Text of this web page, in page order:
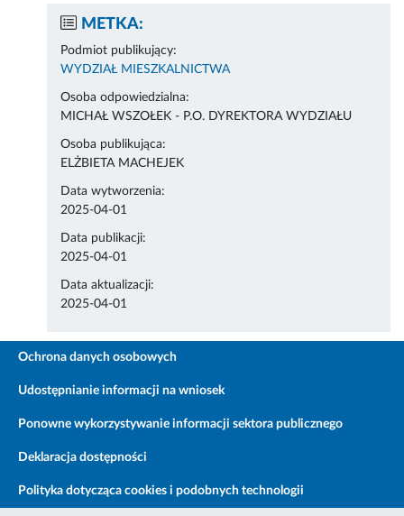
METKA:
Podmiot publikujący:
WYDZIAŁ MIESZKALNICTWA
Osoba odpowiedzialna:
MICHAŁ WSZOŁEK - P.O. DYREKTORA WYDZIAŁU
Osoba publikująca:
ELŻBIETA MACHEJEK
Data wytworzenia:
2025-04-01
Data publikacji:
2025-04-01
Data aktualizacji:
2025-04-01
Ochrona danych osobowych
Udostępnianie informacji na wniosek
Ponowne wykorzystywanie informacji sektora publicznego
Deklaracja dostępności
Polityka dotycząca cookies i podobnych technologii